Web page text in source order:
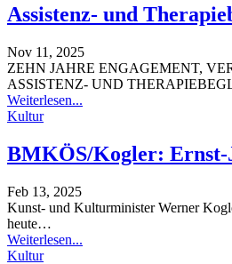
Assistenz- und
Nov 11, 2025
ZEHN JAHRE ENGAGEMENT,
ASSISTENZ- UND
Weiterlesen...
Kultur
BMKÖS/Kogler:
Feb 13, 2025
Kunst- und Kulturminister Werner
heute…
Weiterlesen...
Kultur